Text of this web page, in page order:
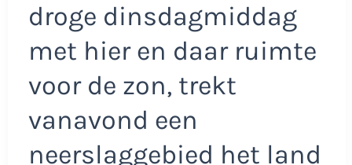
droge dinsdagmiddag
met hier en daar ruimte
voor de zon, trekt
vanavond een
neerslaggebied het land